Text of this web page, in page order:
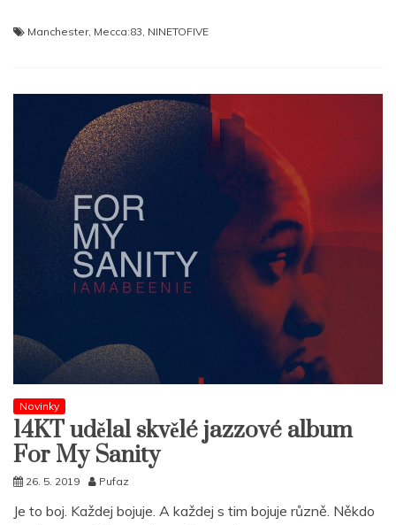
Manchester, Mecca:83, NINETOFIVE
Novinky
14KT udělal skvělé jazzové album
For My Sanity
26. 5. 2019 Pufaz
Je to boj. Každej bojuje. A každej s tim bojuje různě. Někdo